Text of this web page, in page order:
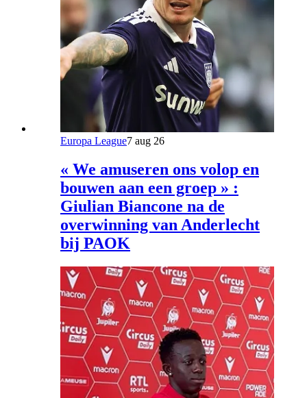
Europa League7 aug 26
« We amuseren ons volop en
bouwen aan een groep » :
Giulian Biancone na de
overwinning van Anderlecht
bij PAOK